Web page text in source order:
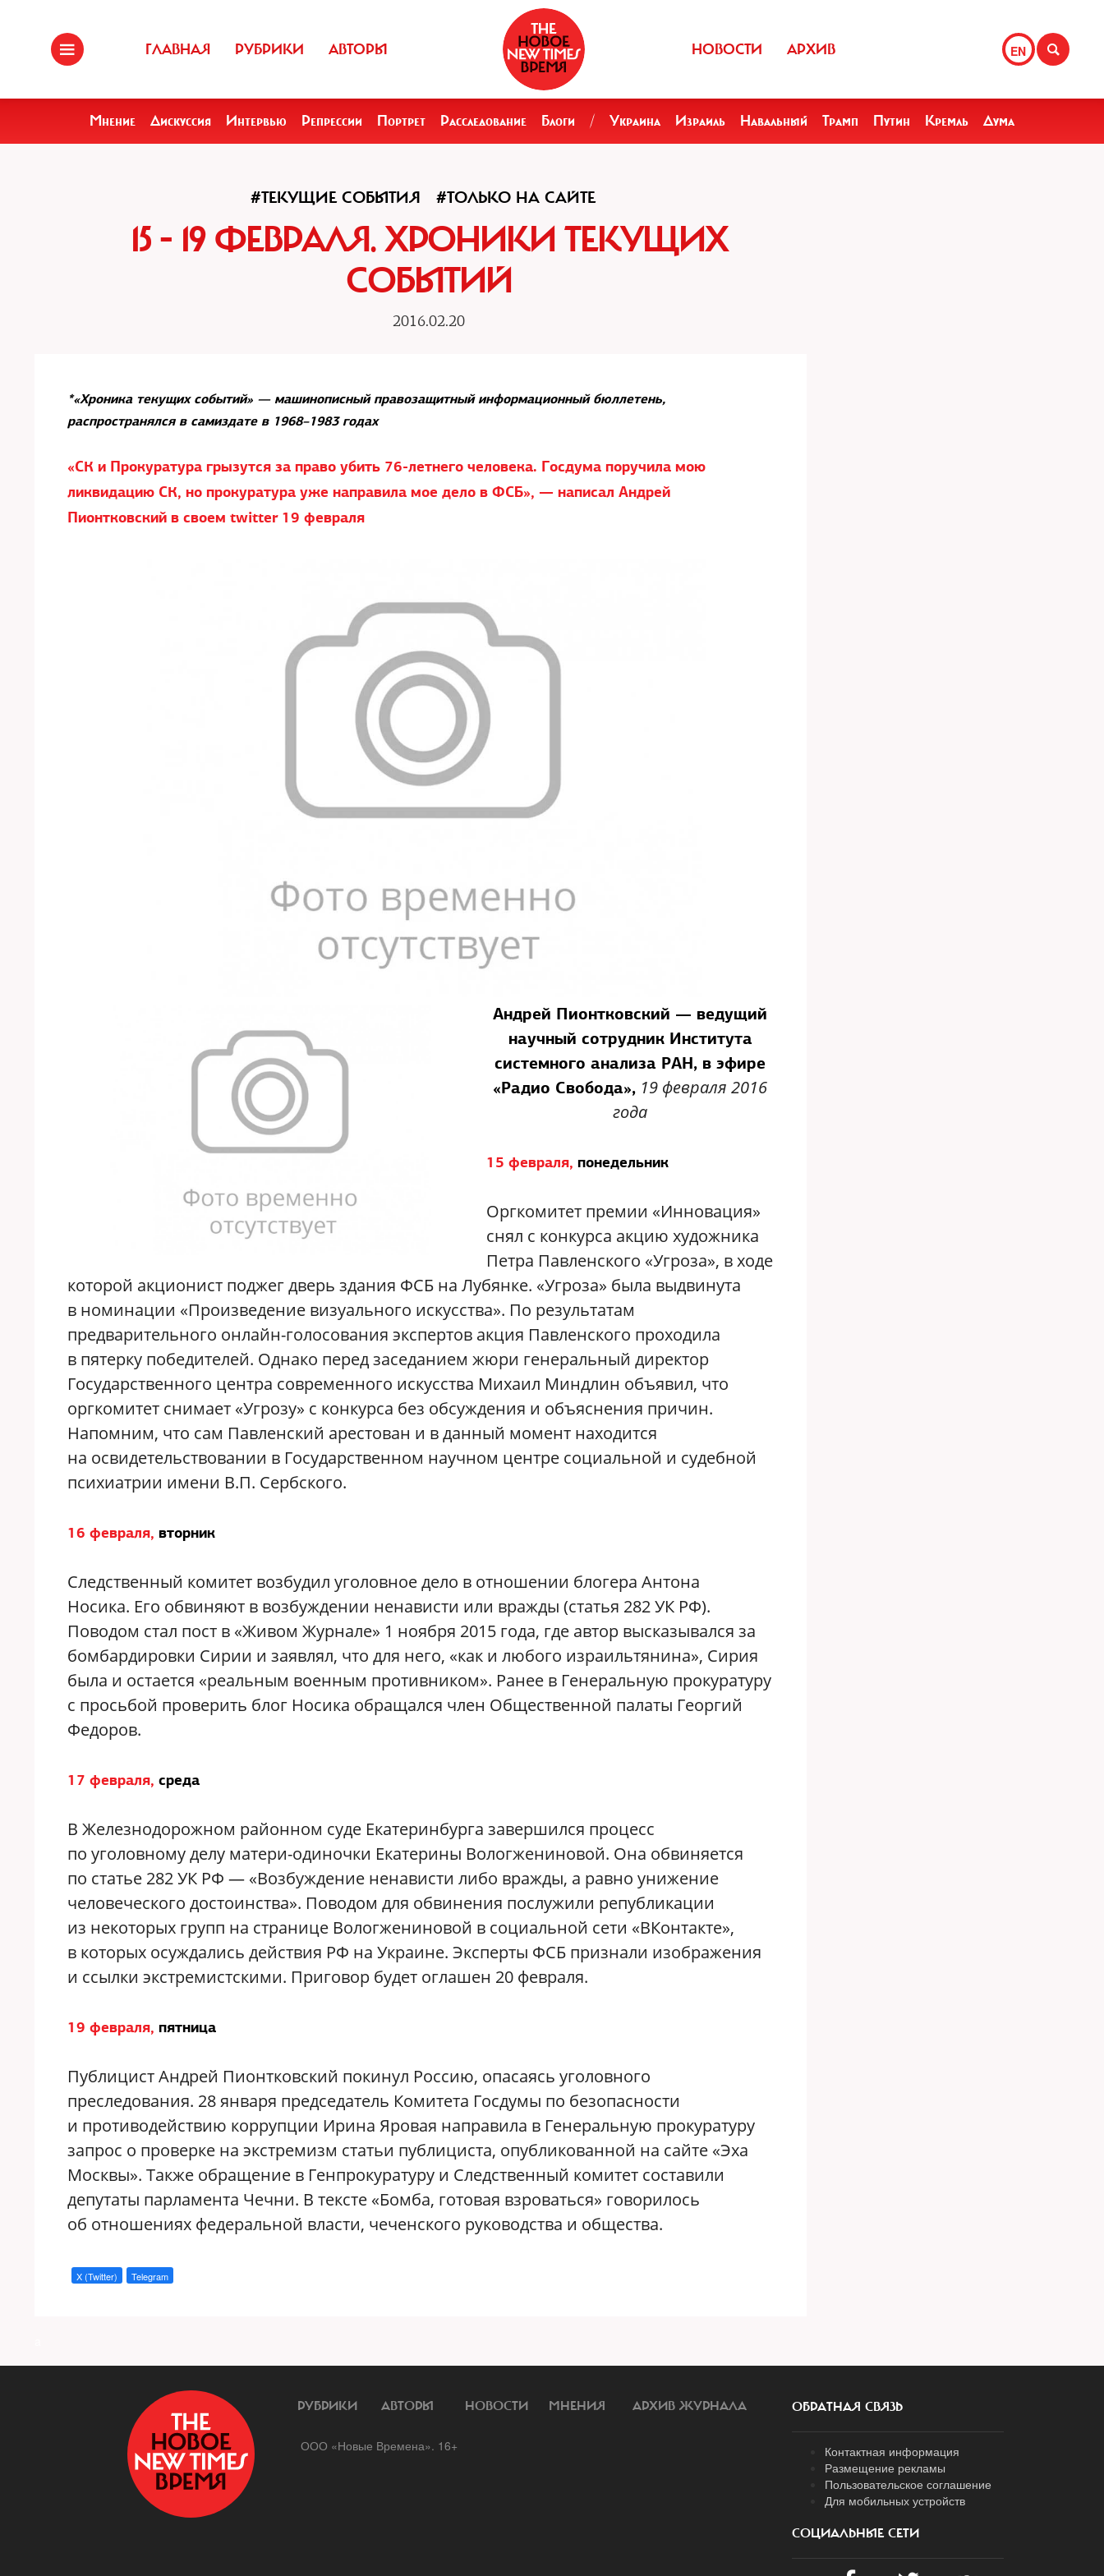
ГЛАВНАЯ РУБРИКИ АВТОРЫ EN
НОВОСТИ АРХИВ
Мнение Дискуссия Интервью Репрессии Портрет Расследование Блоги / Украина Израиль Навальный Трамп Путин Кремль Дума
#ТЕКУЩИЕ СОБЫТИЯ #ТОЛЬКО НА САЙТЕ
15 - 19 ФЕВРАЛЯ. ХРОНИКИ ТЕКУЩИХ
СОБЫТИЙ
2016.02.20
*«Хроника текущих событий» — машинописный правозащитный информационный бюллетень,
распространялся в самиздате в 1968–1983 годах
«СК и Прокуратура грызутся за право убить 76-летнего человека. Госдума поручила мою
ликвидацию СК, но прокуратура уже направила мое дело в ФСБ», — написал Андрей
Пионтковский в своем twitter 19 февраля
Андрей Пионтковский — ведущий
научный сотрудник Института
системного анализа РАН, в эфире
«Радио Свобода», 19 февраля 2016
года
15 февраля, понедельник
Оргкомитет премии «Инновация»
снял с конкурса акцию художника
Петра Павленского «Угроза», в ходе
которой акционист поджег дверь здания ФСБ на Лубянке. «Угроза» была выдвинута
в номинации «Произведение визуального искусства». По результатам
предварительного онлайн-голосования экспертов акция Павленского проходила
в пятерку победителей. Однако перед заседанием жюри генеральный директор
Государственного центра современного искусства Михаил Миндлин объявил, что
оргкомитет снимает «Угрозу» с конкурса без обсуждения и объяснения причин.
Напомним, что сам Павленский арестован и в данный момент находится
на освидетельствовании в Государственном научном центре социальной и судебной
психиатрии имени В.П. Сербского.
16 февраля, вторник
Следственный комитет возбудил уголовное дело в отношении блогера Антона
Носика. Его обвиняют в возбуждении ненависти или вражды (статья 282 УК РФ).
Поводом стал пост в «Живом Журнале» 1 ноября 2015 года, где автор высказывался за
бомбардировки Сирии и заявлял, что для него, «как и любого израильтянина», Сирия
была и остается «реальным военным противником». Ранее в Генеральную прокуратуру
с просьбой проверить блог Носика обращался член Общественной палаты Георгий
Федоров.
17 февраля, среда
В Железнодорожном районном суде Екатеринбурга завершился процесс
по уголовному делу матери-одиночки Екатерины Вологжениновой. Она обвиняется
по статье 282 УК РФ — «Возбуждение ненависти либо вражды, а равно унижение
человеческого достоинства». Поводом для обвинения послужили републикации
из некоторых групп на странице Вологжениновой в социальной сети «ВКонтакте»,
в которых осуждались действия РФ на Украине. Эксперты ФСБ признали изображения
и ссылки экстремистскими. Приговор будет оглашен 20 февраля.
19 февраля, пятница
Публицист Андрей Пионтковский покинул Россию, опасаясь уголовного
преследования. 28 января председатель Комитета Госдумы по безопасности
и противодействию коррупции Ирина Яровая направила в Генеральную прокуратуру
запрос о проверке на экстремизм статьи публициста, опубликованной на сайте «Эха
Москвы». Также обращение в Генпрокуратуру и Следственный комитет составили
депутаты парламента Чечни. В тексте «Бомба, готовая взроваться» говорилось
об отношениях федеральной власти, чеченского руководства и общества.
X (Twitter) Telegram
РУБРИКИ АВТОРЫ НОВОСТИ МНЕНИЯ АРХИВ ЖУРНАЛА
ООО «Новые Времена». 16+
ОБРАТНАЯ СВЯЗЬ
Контактная информация
Размещение рекламы
Пользовательское соглашение
Для мобильных устройств
СОЦИАЛЬНЫЕ СЕТИ